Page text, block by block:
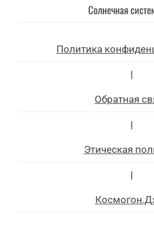
Солнечная
Политика
|
Обратная
|
Этическая
|